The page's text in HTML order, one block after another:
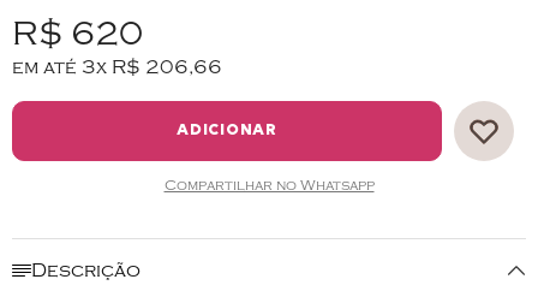
R$ 620
em até 3x R$ 206,66
ADICIONAR
Compartilhar no Whatsapp
Descrição